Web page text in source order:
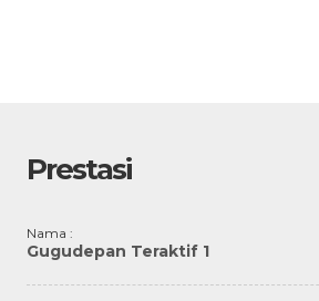
Prestasi
Nama :
Gugudepan Teraktif 1